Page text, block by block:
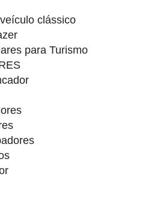
clássico
para Turismo